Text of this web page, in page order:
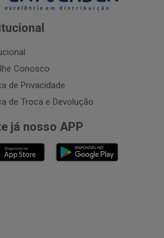
Conosco
de Privacidade
de Troca e Devolução
já nosso APP